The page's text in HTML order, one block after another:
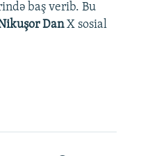
baş verib. Bu
DanX sosial